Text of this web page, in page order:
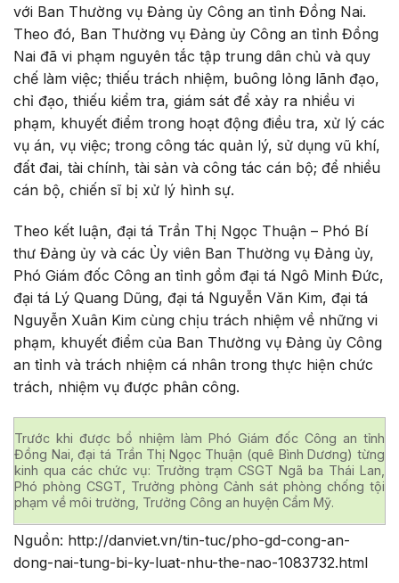
với Ban Thường vụ Đảng ủy Công an tỉnh Đồng Nai.
Theo đó, Ban Thường vụ Đảng ủy Công an tỉnh Đồng
Nai đã vi phạm nguyên tắc tập trung dân chủ và quy
chế làm việc; thiếu trách nhiệm, buông lỏng lãnh đạo,
chỉ đạo, thiếu kiểm tra, giám sát để xảy ra nhiều vi
phạm, khuyết điểm trong hoạt động điều tra, xử lý các
vụ án, vụ việc; trong công tác quản lý, sử dụng vũ khí,
đất đai, tài chính, tài sản và công tác cán bộ; để nhiều
cán bộ, chiến sĩ bị xử lý hình sự.
Theo kết luận, đại tá Trần Thị Ngọc Thuận – Phó Bí
thư Đảng ủy và các Ủy viên Ban Thường vụ Đảng ủy,
Phó Giám đốc Công an tỉnh gồm đại tá Ngô Minh Đức,
đại tá Lý Quang Dũng, đại tá Nguyễn Văn Kim, đại tá
Nguyễn Xuân Kim cùng chịu trách nhiệm về những vi
phạm, khuyết điểm của Ban Thường vụ Đảng ủy Công
an tỉnh và trách nhiệm cá nhân trong thực hiện chức
trách, nhiệm vụ được phân công.
Trước khi được bổ nhiệm làm Phó Giám đốc Công an tỉnh
Đồng Nai, đại tá Trần Thị Ngọc Thuận (quê Bình Dương) từng
kinh qua các chức vụ: Trưởng trạm CSGT Ngã ba Thái Lan,
Phó phòng CSGT, Trưởng phòng Cảnh sát phòng chống tội
phạm về môi trường, Trưởng Công an huyện Cẩm Mỹ.
Nguồn: http://danviet.vn/tin-tuc/pho-gd-cong-an-
dong-nai-tung-bi-ky-luat-nhu-the-nao-1083732.html